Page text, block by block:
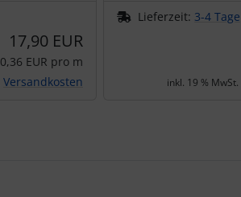
17,90 EUR
0,36 EUR pro m
Versandkosten
Lieferzeit: 3-4 Tage
inkl. 19 % MwSt.